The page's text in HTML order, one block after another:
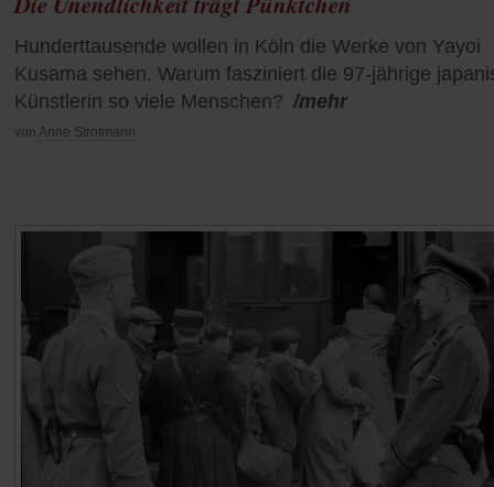
Hunderttausende wollen in Köln die Werke von Yayoi
Kusama sehen. Warum fasziniert die 97-jährige
Künstlerin so viele Menschen? /mehr
von Anne Strotmann